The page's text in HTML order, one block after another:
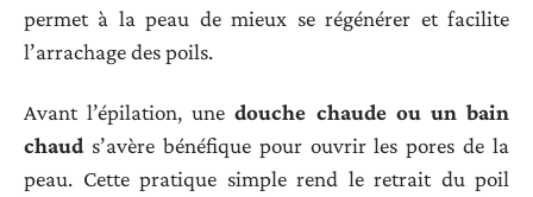
permet à la peau de mieux se régénérer et facilite
l’arrachage des poils.
Avant l’épilation, unedouche chaude ou un bain
chaud s’avère bénéfique pour ouvrir les pores de la
peau. Cette pratique simple rend le retrait du poil